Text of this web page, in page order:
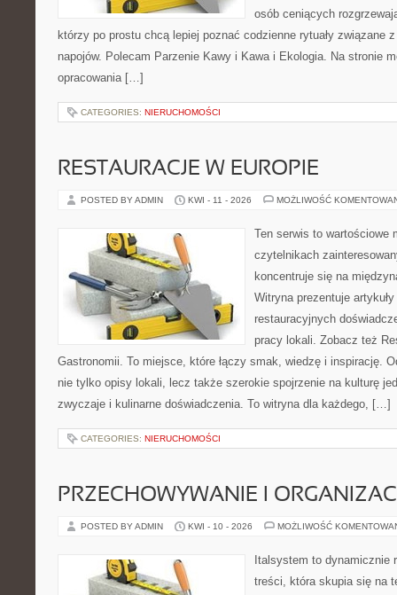
osób ceniących
którzy po prostu chcą lepiej poznać codzienne rytuały związane
napojów. Polecam Parzenie Kawy i Kawa i Ekologia. Na stronie
opracowania […]
CATEGORIES: NIERUCHOMOŚCI
RESTAURACJE W EUROPIE
POSTED BY ADMIN KWI - 11 - 2026 MOŻLIWOŚĆ
Ten serwis to wartościowe
czytelnikach
koncentruje się na
Witryna prezentuje
restauracyjnych
pracy lokali. Zobacz też
Gastronomii. To miejsce, które łączy smak, wiedzę i inspirację.
nie tylko opisy lokali, lecz także szerokie spojrzenie na kulturę
zwyczaje i kulinarne doświadczenia. To witryna dla każdego, […]
CATEGORIES: NIERUCHOMOŚCI
PRZECHOWYWANIE I
POSTED BY ADMIN KWI - 10 - 2026 MOŻLIWOŚĆ
Italsystem to dynamicznie
treści, która skupia się na